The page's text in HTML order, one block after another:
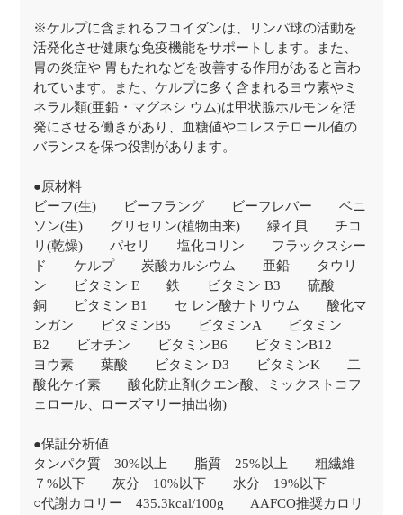
※ケルプに含まれるフコイダンは、リンパ球の活動を
活発化させ健康な免疫機能をサポートします。また、
胃の炎症や 胃もたれなどを改善する作用があると言わ
れています。また、ケルプに多く含まれるヨウ素やミ
ネラル類(亜鉛・マグネシ ウム)は甲状腺ホルモンを活
発にさせる働きがあり、血糖値やコレステロール値の
バランスを保つ役割があります。
●原材料
ビーフ(生) ビーフラング ビーフレバー ベニ
ソン(生) グリセリン(植物由来) 緑イ貝 チコ
リ(乾燥) パセリ 塩化コリン フラックスシー
ド ケルプ 炭酸カルシウム 亜鉛 タウリ
ン ビタミン E 鉄 ビタミン B3 硫酸
銅 ビタミン B1 セ レン酸ナトリウム 酸化マ
ンガン ビタミンB5 ビタミンA ビタミン
B2 ビオチン ビタミンB6 ビタミンB12
ヨウ素 葉酸 ビタミン D3 ビタミンK 二
酸化ケイ素 酸化防止剤(クエン酸、ミックストコフ
ェロール、ローズマリー抽出物)
●保証分析値
タンパク質 30%以上 脂質 25%以上 粗繊維
７%以下 灰分 10%以下 水分 19%以下
○代謝カロリー 435.3kcal/100g AAFCO推奨カロリ